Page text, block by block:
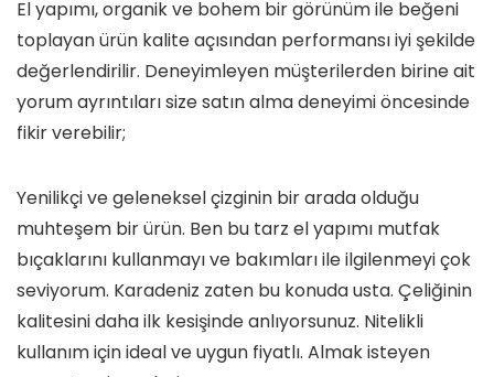
El yapımı, organik ve bohem bir görünüm ile beğeni
toplayan ürün kalite açısından performansı iyi şekilde
değerlendirilir. Deneyimleyen müşterilerden birine ait
yorum ayrıntıları size satın alma deneyimi öncesinde
fikir verebilir;
Yenilikçi ve geleneksel çizginin bir arada olduğu
muhteşem bir ürün. Ben bu tarz el yapımı mutfak
bıçaklarını kullanmayı ve bakımları ile ilgilenmeyi çok
seviyorum. Karadeniz zaten bu konuda usta. Çeliğinin
kalitesini daha ilk kesişinde anlıyorsunuz. Nitelikli
kullanım için ideal ve uygun fiyatlı. Almak isteyen